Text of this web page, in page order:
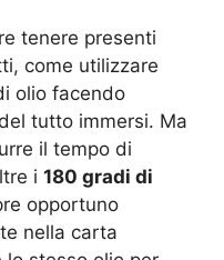
tenere presenti
come utilizzare
olio facendo
tutto immersi. Ma
il tempo di
i 180 gradi di
opportuno
nella carta